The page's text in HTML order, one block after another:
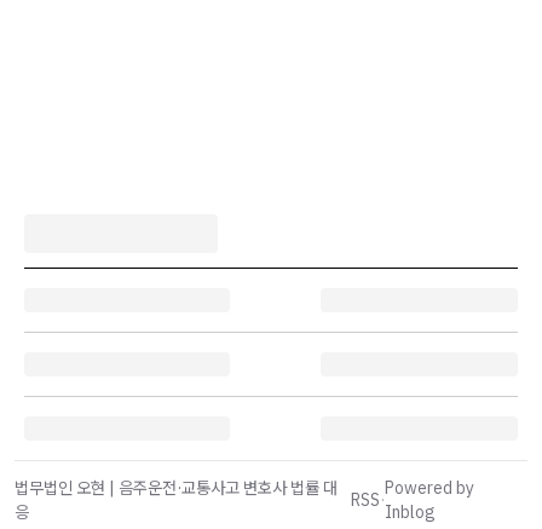
법무법인 오현 | 음주운전·교통사고 변호사 법률 대
응
RSS·
Powered by
Inblog